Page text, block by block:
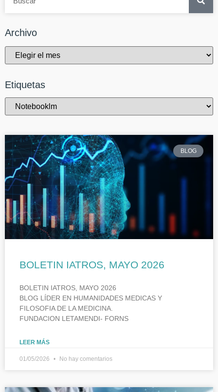
Archivo
Etiquetas
BLOG
BOLETIN IATROS, MAYO 2026
BOLETIN IATROS, MAYO 2026
BLOG LÍDER EN HUMANIDADES MEDICAS Y
FILOSOFIA DE LA MEDICINA.
FUNDACION LETAMENDI- FORNS
LEER MÁS
01/05/2026 No hay comentarios